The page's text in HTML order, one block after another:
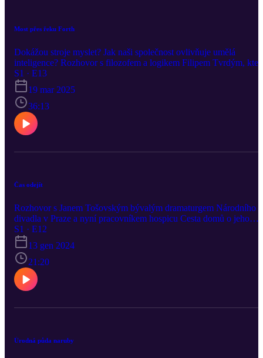
Most přes řeku Forth
Dokážou stroje myslet? Jak naši společnost ovlivňuje umělá
inteligence? Rozhovor s filozofem a logikem Filipem Tvrdým,
se ve své knize Turingův test zaměřil na filozofické aspekty AI.
S1 · E13
19 mar 2025
36:13
Čas odejít
Rozhovor s Janem Tošovským bývalým dramaturgem Národního
divadla v Praze a nyní pracovníkem hospicu Cesta domů o jeho
odchodu z divadla, o montáži rehabilitačních polohovacích postelí
o naplněných i ztracených iluzích.
S1 · E12
13 gen 2024
21:20
Úrodná půda naruby